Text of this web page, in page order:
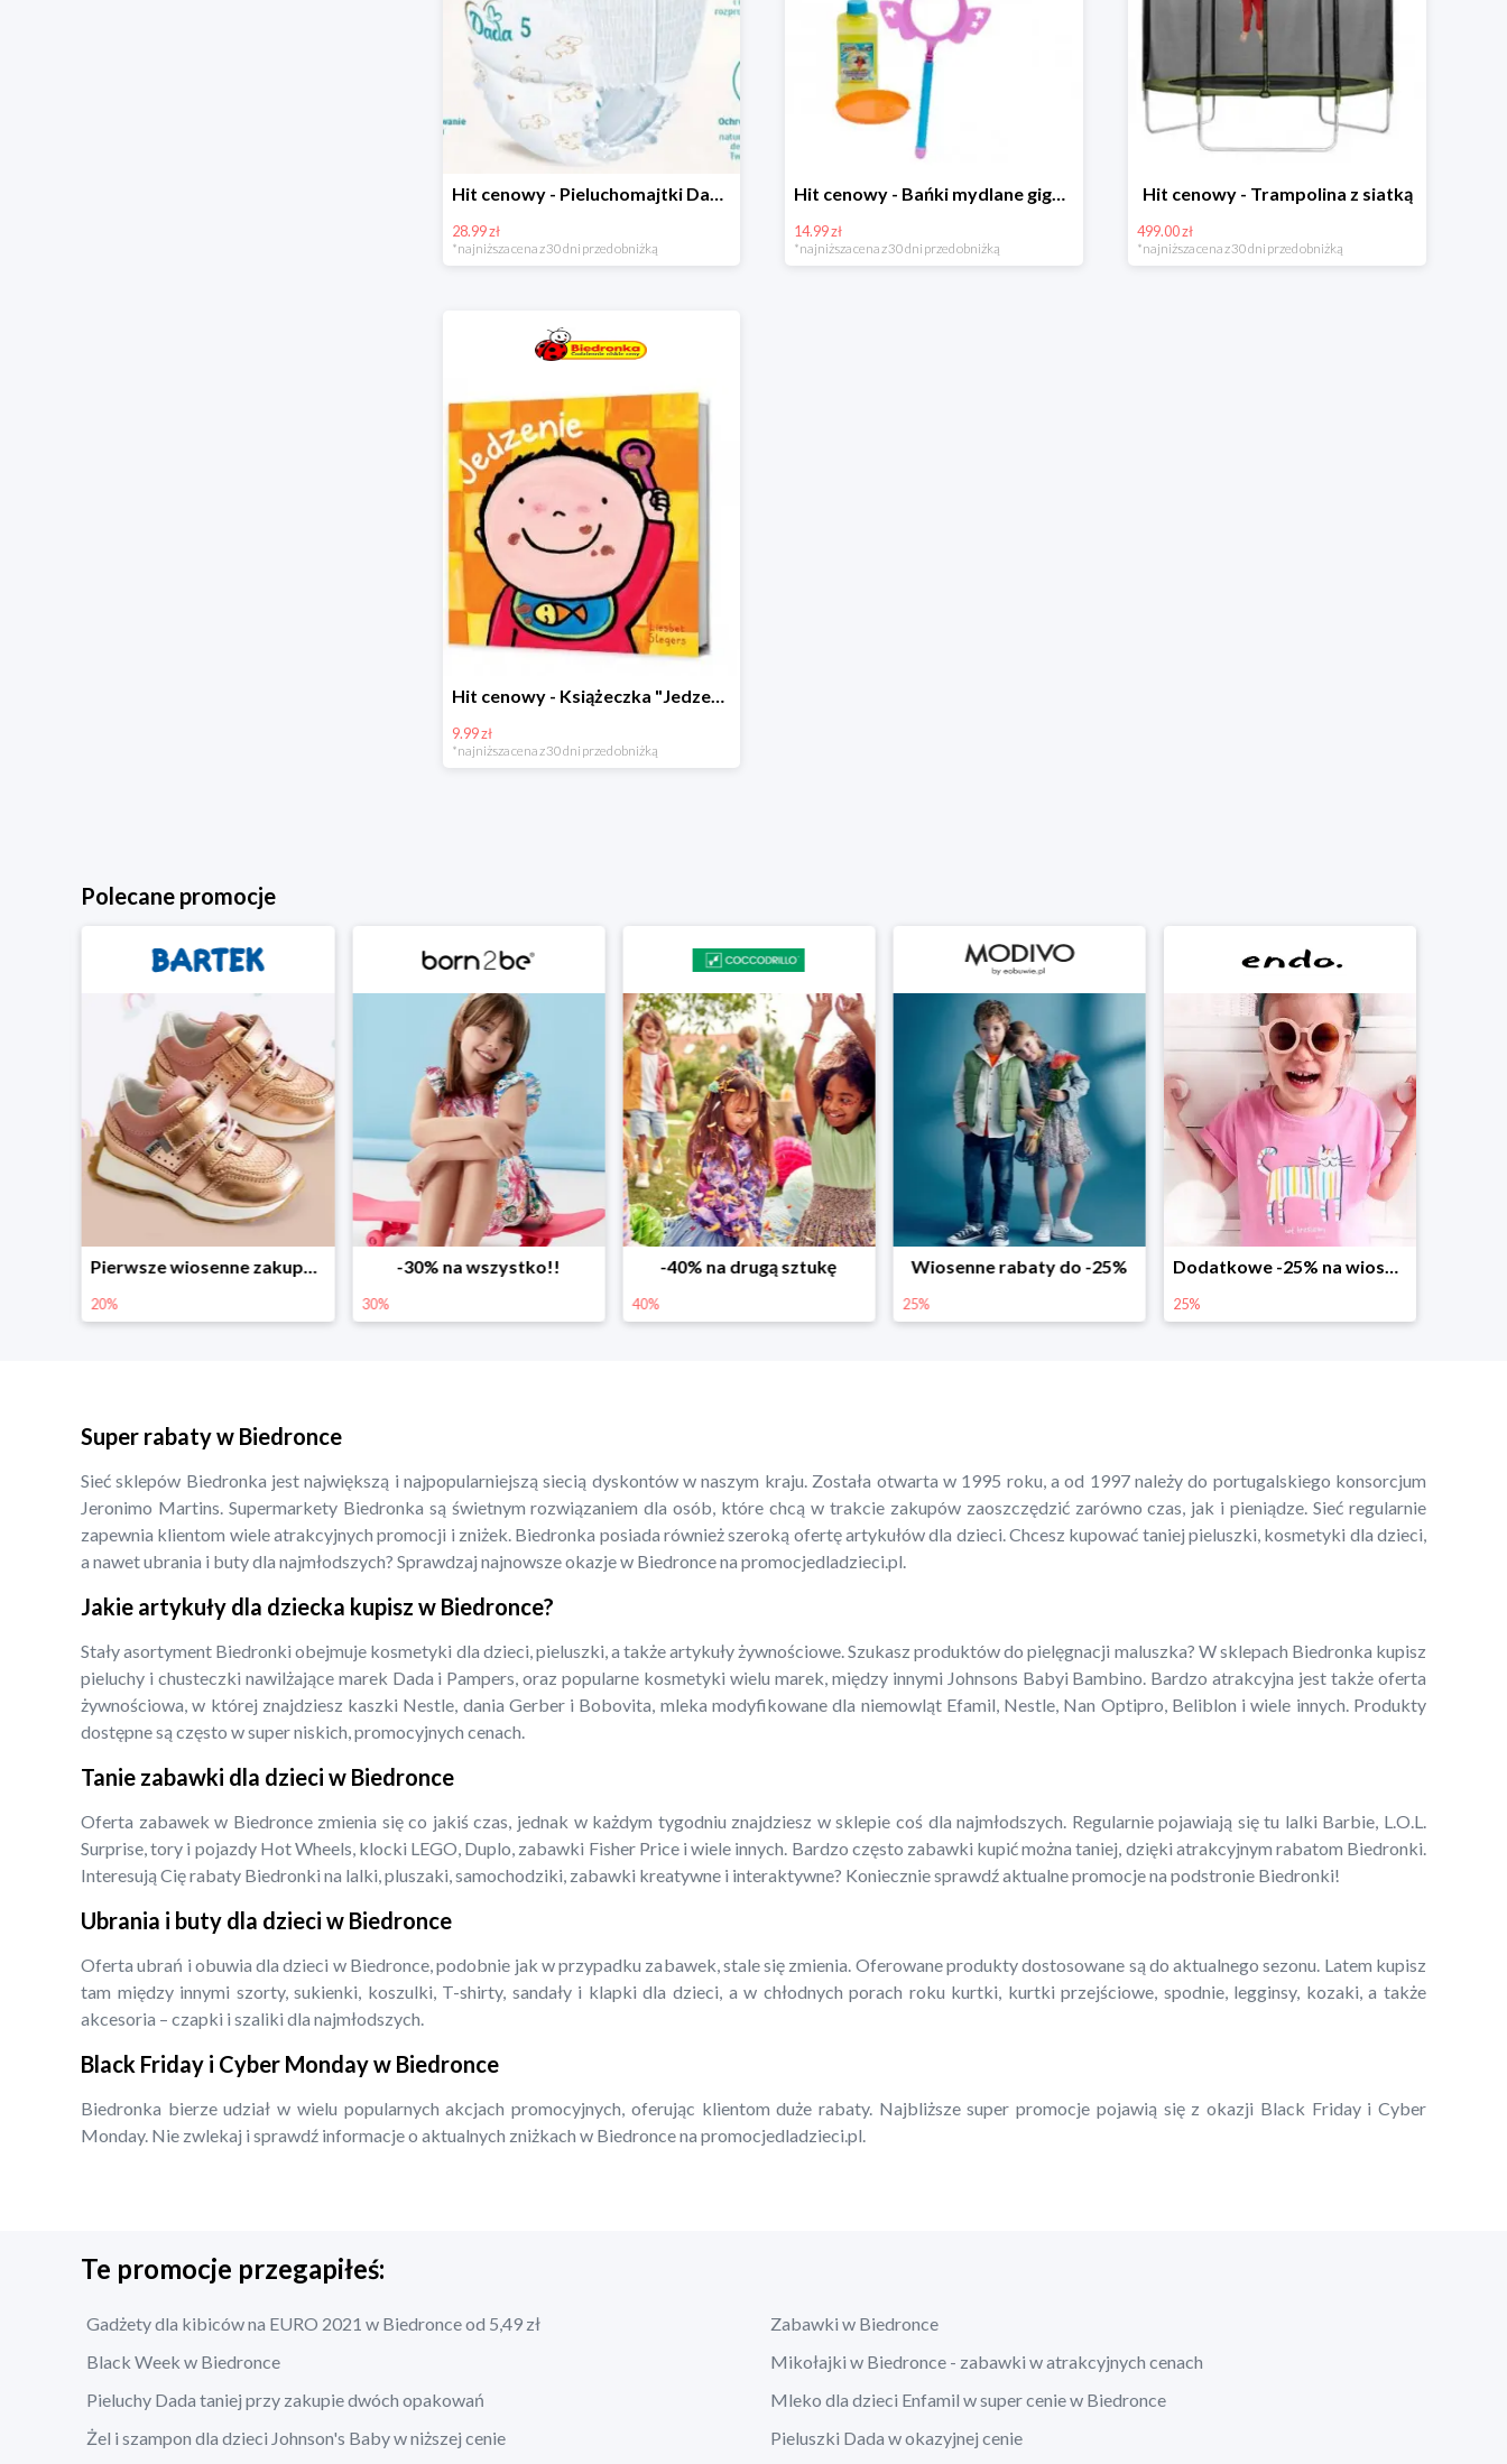
Hit cenowy - Pieluchomajtki Dada Pants
28.99 zł
*najniższa cena z 30 dni przed obniżką
Hit cenowy - Bańki mydlane gigant lub płyn uzupełniający
14.99 zł
*najniższa cena z 30 dni przed obniżką
Hit cenowy - Trampolina z siatką
499.00 zł
*najniższa cena z 30 dni przed obniżką
Hit cenowy - Książeczka "Jedzenie"
9.99 zł
*najniższa cena z 30 dni przed obniżką
Polecane promocje
Pierwsze wiosenne zakupy -20%
20%
-30% na wszystko!!
30%
-40% na drugą sztukę
40%
Wiosenne rabaty do -25%
25%
Dodatkowe -25% na wiosenne nowości
25%
Super rabaty w Biedronce
Sieć sklepów Biedronka jest największą i najpopularniejszą siecią dyskontów w naszym kraju. Została otwarta w 1995 roku, a od 1997 należy do portugalskiego konsorcjum
Jeronimo Martins. Supermarkety Biedronka są świetnym rozwiązaniem dla osób, które chcą w trakcie zakupów zaoszczędzić zarówno czas, jak i pieniądze. Sieć regularnie
zapewnia klientom wiele atrakcyjnych promocji i zniżek. Biedronka posiada również szeroką ofertę artykułów dla dzieci. Chcesz kupować taniej pieluszki, kosmetyki dla dzieci,
a nawet ubrania i buty dla najmłodszych? Sprawdzaj najnowsze okazje w Biedronce na promocjedladzieci.pl.
Jakie artykuły dla dziecka kupisz w Biedronce?
Stały asortyment Biedronki obejmuje kosmetyki dla dzieci, pieluszki, a także artykuły żywnościowe. Szukasz produktów do pielęgnacji maluszka? W sklepach Biedronka kupisz
pieluchy i chusteczki nawilżające marek Dada i Pampers, oraz popularne kosmetyki wielu marek, między innymi Johnsons Babyi Bambino. Bardzo atrakcyjna jest także oferta
żywnościowa, w której znajdziesz kaszki Nestle, dania Gerber i Bobovita, mleka modyfikowane dla niemowląt Efamil, Nestle, Nan Optipro, Beliblon i wiele innych. Produkty
dostępne są często w super niskich, promocyjnych cenach.
Tanie zabawki dla dzieci w Biedronce
Oferta zabawek w Biedronce zmienia się co jakiś czas, jednak w każdym tygodniu znajdziesz w sklepie coś dla najmłodszych. Regularnie pojawiają się tu lalki Barbie, L.O.L.
Surprise, tory i pojazdy Hot Wheels, klocki LEGO, Duplo, zabawki Fisher Price i wiele innych. Bardzo często zabawki kupić można taniej, dzięki atrakcyjnym rabatom Biedronki.
Interesują Cię rabaty Biedronki na lalki, pluszaki, samochodziki, zabawki kreatywne i interaktywne? Koniecznie sprawdź aktualne promocje na podstronie Biedronki!
Ubrania i buty dla dzieci w Biedronce
Oferta ubrań i obuwia dla dzieci w Biedronce, podobnie jak w przypadku zabawek, stale się zmienia. Oferowane produkty dostosowane są do aktualnego sezonu. Latem kupisz
tam między innymi szorty, sukienki, koszulki, T-shirty, sandały i klapki dla dzieci, a w chłodnych porach roku kurtki, kurtki przejściowe, spodnie, legginsy, kozaki, a także
akcesoria – czapki i szaliki dla najmłodszych.
Black Friday i Cyber Monday w Biedronce
Biedronka bierze udział w wielu popularnych akcjach promocyjnych, oferując klientom duże rabaty. Najbliższe super promocje pojawią się z okazji Black Friday i Cyber
Monday. Nie zwlekaj i sprawdź informacje o aktualnych zniżkach w Biedronce na promocjedladzieci.pl.
Te promocje przegapiłeś:
Gadżety dla kibiców na EURO 2021 w Biedronce od 5,49 zł
Zabawki w Biedronce
Black Week w Biedronce
Mikołajki w Biedronce - zabawki w atrakcyjnych cenach
Pieluchy Dada taniej przy zakupie dwóch opakowań
Mleko dla dzieci Enfamil w super cenie w Biedronce
Żel i szampon dla dzieci Johnson's Baby w niższej cenie
Pieluszki Dada w okazyjnej cenie